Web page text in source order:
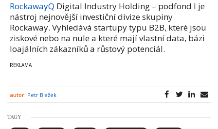
RockawayQ Digital Industry Holding – podfond I je
nástroj nejnovější investiční divize skupiny
Rockaway. Vyhledává startupy typu B2B, které jsou
ziskové nebo na nule a které mají vlastní data, bázi
loajálních zákazníků a růstový potenciál.
autor: Petr Blažek
TAGY